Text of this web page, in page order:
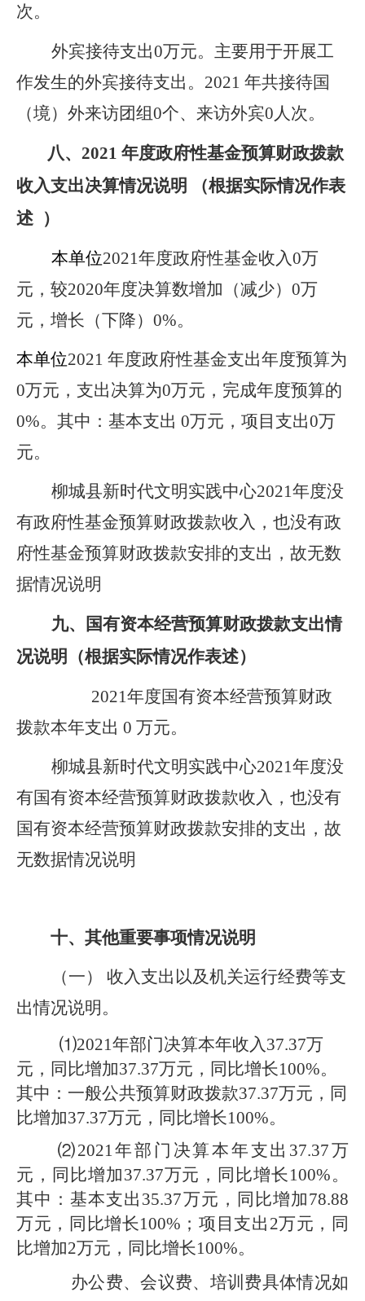
次。
外宾接待支出0万元。主要用于开展工
作发生的外宾接待支出。2021 年共接待国
（境）外来访团组0个、来访外宾0人次。
八、2021 年度政府性基金预算财政拨款
收入支出决算情况说明 （根据实际情况作表
述 ）
本单位2021年度政府性基金收入0万
元， 较2020年度决算数增加（减少）0万
元，增长（下降）0%。
本单位2021 年度政府性基金支出年度预算为
0万元，支出决算为0万元，完成年度预算的
0%。 其中：基本支出 0万元，项目支出0万
元。
柳城县新时代文明实践中心2021年度没
有政府性基金预算财政拨款收入，也没有政
府性基金预算财政拨款安排的支出，故无数
据情况说明
九、
国有资本经营预算财政拨款支出情
况说明（根据实际情况作表述）
2021年度国有资本经营预算财政
拨款本年支出 0 万元。
柳城县新时代文明实践中心2021年度没
有国有资本经营预算财政拨款收入，也没有
国有资本经营预算财政拨款安排的支出，故
无数据情况说明
十、其他重要事项情况说明
（一）
收入支出以及机关运行经费等支
出情况说明。
⑴2021年部门决算本年收入37.37万
元，同比增加37.37万元，同比增长100%。
其中：一般公共预算财政拨款37.37万元，同
比增加37.37万元，同比增长100%。
⑵2021年部门决算本年支出37.37万
元，同比增加37.37万元，同比增长100%。
其中：基本支出35.37万元，同比增加78.88
万元，同比增长100%；项目支出2万元，同
比增加2万元，同比增长100%。
办公费、会议费、培训费具体情况如